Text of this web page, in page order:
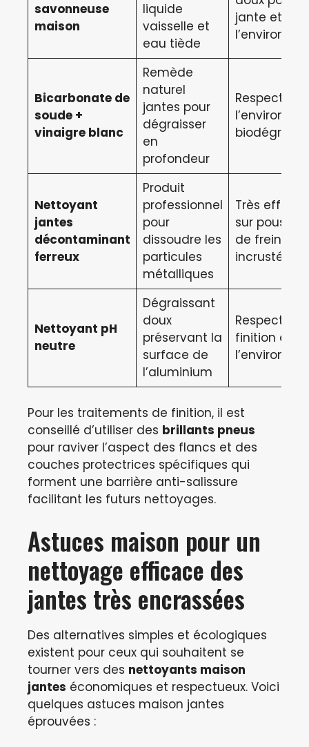
savonneuse
maison
liquide
vaisselle et
eau tiède
jante et
Bicarbonate de
soude +
vinaigre blanc
Remède
naturel
jantes pour
dégraisser
en
profondeur
Nettoyant
jantes
décontaminant
ferreux
Produit
professionnel
pour
dissoudre les
particules
métalliques
Très
sur
de frein
incrustées
Nettoyant pH
neutre
Dégraissant
doux
préservant la
surface de
l’aluminium
Respecte la
finition et
Pour les traitements de finition, il est
conseillé d’utiliser des brillants pneus
pour raviver l’aspect des flancs et des
couches protectrices spécifiques qui
forment une barrière anti-salissure
facilitant les futurs nettoyages.
Astuces maison pour un
nettoyage efficace des
jantes très encrassées
Des alternatives simples et écologiques
existent pour ceux qui souhaitent se
tourner vers des nettoyants maison
jantes économiques et respectueux. Voici
quelques astuces maison jantes
éprouvées :